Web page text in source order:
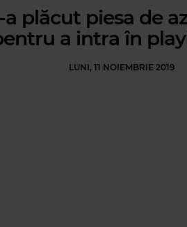
plăcut piesa de
a intra în
LUNI, 11 NOIEMBRIE 2019